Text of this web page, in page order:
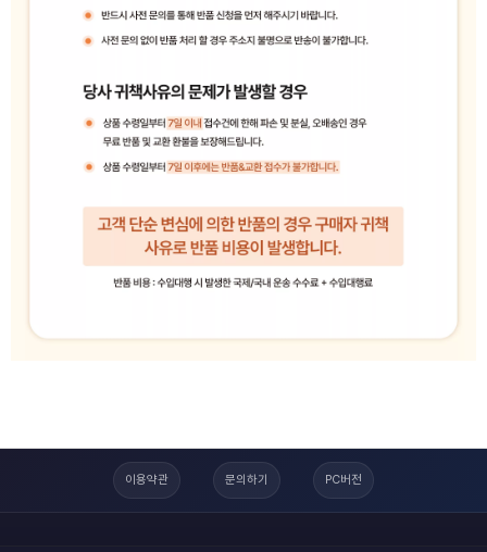
이용약관 문의하기 PC버전